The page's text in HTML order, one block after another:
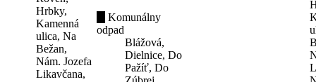
Hrbky,
Kamenná
ulica, Na
Bežan,
Nám. Jozefa
Likavčana,
Komunálny
odpad
Blážová,
Dielnice, Do
Pažíť, Do